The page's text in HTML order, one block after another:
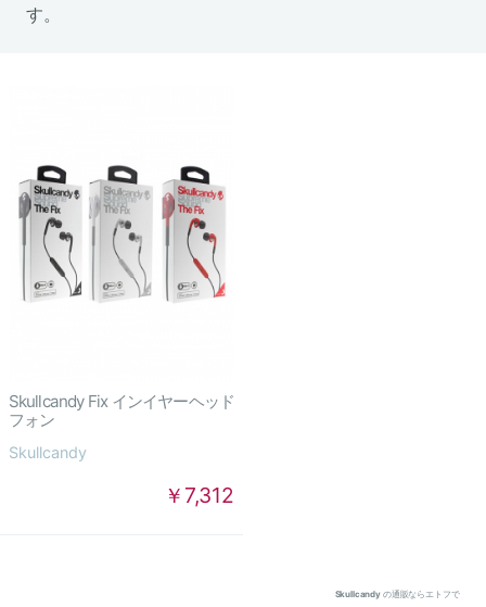
す。
Skullcandy Fix インイヤーヘッド
フォン
Skullcandy
￥7,312
Skullcandy の通販ならエトフで